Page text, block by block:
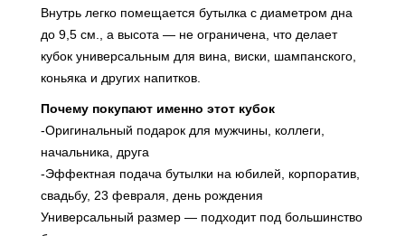
Внутрь легко помещается бутылка с диаметром дна
до 9,5 см., а высота — не ограничена, что делает
кубок универсальным для вина, виски, шампанского,
коньяка и других напитков.
Почему покупают именно этот кубок
-Оригинальный подарок для мужчины, коллеги,
начальника, друга
-Эффектная подача бутылки на юбилей, корпоратив,
свадьбу, 23 февраля, день рождения
Универсальный размер — подходит под большинство